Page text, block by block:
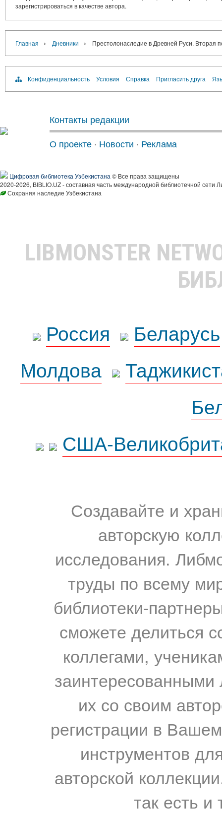
зарегистрироваться в качестве автора.
Главная › Дневники › Престолонаследие в Древней Руси. Вторая
Конфиденциальность Условия Справка Пригласить друга
Контакты редакции
О проекте · Новости · Реклама
Цифровая библиотека Узбекистана © Все права защищены
2020-2026, BIBLIO.UZ - составная часть международной библиотечной сети
Сохраняя наследие Узбекистана
LIBMONSTER
Россия
Беларусь
Молдова
США-
Создавайте и
авторскую
исследования.
труды по всему
библиотеки-
сможете делиться
коллегами,
их со своим
регистрации в
инструментов
авторской
так есть и